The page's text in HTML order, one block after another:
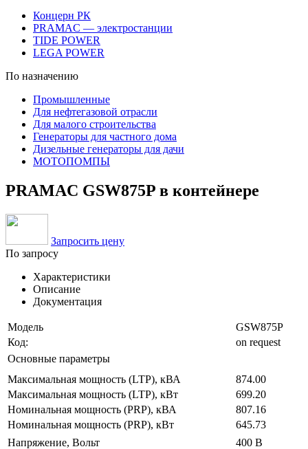
Концерн РК
PRAMAC — электростанции
TIDE POWER
LEGA POWER
По назначению
Промышленные
Для нефтегазовой отрасли
Для малого строительства
Генераторы для частного дома
Дизельные генераторы для дачи
МОТОПОМПЫ
PRAMAC GSW875P в контейнере
Запросить цену
По запросу
Характеристики
Описание
Документация
Модель
GSW875P
Код:
on request
Основные параметры
Максимальная мощность (LTP), кВА
874.00
Максимальная мощность (LTP), кВт
699.20
Номинальная мощность (PRP), кВА
807.16
Номинальная мощность (PRP), кВт
645.73
Напряжение, Вольт
400 В